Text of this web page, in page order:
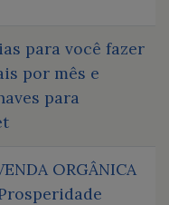
para você fazer
por mês e
para
ORGÂNICA